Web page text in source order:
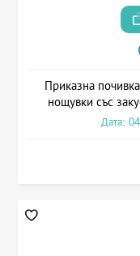
Приказна
нощувки със
Дата: